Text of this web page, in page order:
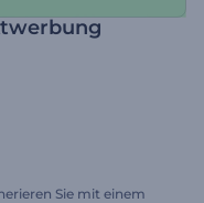
Sie mit einem